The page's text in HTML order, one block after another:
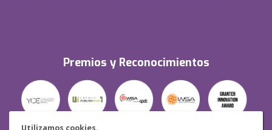
Utilizamos cookies.
Premios y Reconocimientos